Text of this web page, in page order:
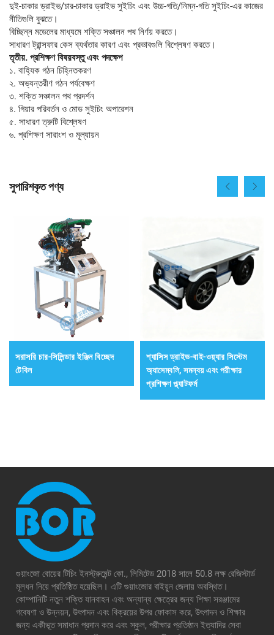
দুই-চাকার ড্রাইভ/চার-চাকার ড্রাইভ সুইচিং এবং উচ্চ-গতি/নিম্ন-গতি সুইচিং-এর কাজের
নীতিগুলি বুঝতে।
বিচ্ছিন্ন মডেলের মাধ্যমে শক্তি সঞ্চালন পথ নির্ণয় করতে।
সাধারণ ট্রান্সফার কেস ব্যর্থতার কারণ এবং প্রভাবগুলি বিশ্লেষণ করতে।
তৃতীয়. প্রশিক্ষণ বিষয়বস্তু এবং পদক্ষেপ
১. বাহ্যিক গঠন চিহ্নিতকরণ
২. অভ্যন্তরীণ গঠন পর্যবেক্ষণ
৩. শক্তি সঞ্চালন পথ প্রদর্শন
৪. গিয়ার পরিবর্তন ও মোড সুইচিং অপারেশন
৫. সাধারণ ত্রুটি বিশ্লেষণ
৬. প্রশিক্ষণ সারাংশ ও মূল্যায়ন
সুপারিশকৃত পণ্য
সরাসরি চার-সিলিন্ডার ইঞ্জিন বিচ্ছেদ
টেবিল
শ্যাসিস ড্রাইভ-বাই-ওয়্যার সিস্টেম
অ্যাসেম্বলি, সমন্বয় এবং পরীক্ষার
প্রশিক্ষণ প্ল্যাটফর্ম
গুয়াংজো বোয়ের টিচিং ইনস্ট্রুমেন্ট কো., লিমিটেড 2018 সালে 50.8 লক্ষ রেজিস্টার্ড
মূলধন নিয়ে প্রতিষ্ঠিত হয়েছিল। এটি গুয়াংজোর বাইয়ুন জেলায় অবস্থিত।
কোম্পানিটি নতুন শক্তি যানবাহন এবং অন্যান্য ক্ষেত্রের জন্য শিক্ষা সরঞ্জামের
গবেষণা ও উন্নয়ন, উৎপাদন এবং বিক্রয়ের উপর ফোকাস করে, উৎপাদন ও শিক্ষার
জন্য একীভূত সমাধান প্রদান করে এবং স্কুল, পরীক্ষার প্রতিষ্ঠান ইত্যাদির সেবা